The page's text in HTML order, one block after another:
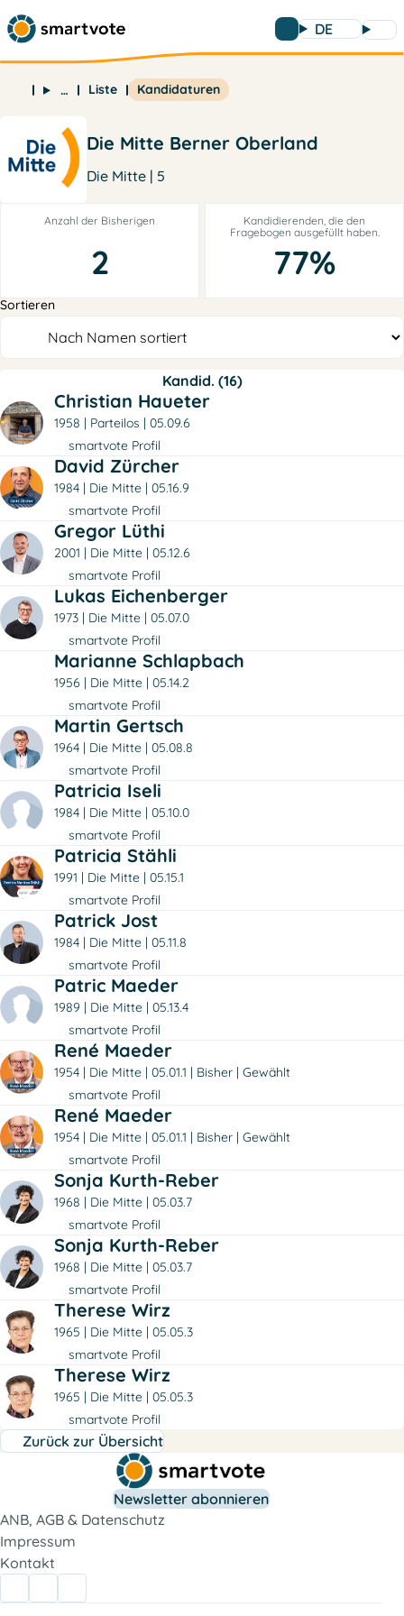
DE
… Liste Kandidaturen
Die Mitte Berner Oberland
Die Mitte | 5
Anzahl der Bisherigen
2
Kandidierenden, die den
Fragebogen ausgefüllt haben.
77%
Sortieren
Kandid. (16)
Christian Haueter
1958 Parteilos
05.09.6
smartvote Profil
David Zürcher
1984 Die Mitte
05.16.9
smartvote Profil
Gregor Lüthi
2001 Die Mitte
05.12.6
smartvote Profil
Lukas Eichenberger
1973 Die Mitte
05.07.0
smartvote Profil
Marianne Schlapbach
1956 Die Mitte
05.14.2
smartvote Profil
Martin Gertsch
1964 Die Mitte
05.08.8
smartvote Profil
Patricia Iseli
1984 Die Mitte
05.10.0
smartvote Profil
Patricia Stähli
1991 Die Mitte
05.15.1
smartvote Profil
Patrick Jost
1984 Die Mitte
05.11.8
smartvote Profil
Patric Maeder
1989 Die Mitte
05.13.4
smartvote Profil
René Maeder
1954 Die Mitte 05.01.1 Bisher
Gewählt
smartvote Profil
René Maeder
1954 Die Mitte 05.01.1 Bisher
Gewählt
smartvote Profil
Sonja Kurth-Reber
1968 Die Mitte
05.03.7
smartvote Profil
Sonja Kurth-Reber
1968 Die Mitte
05.03.7
smartvote Profil
Therese Wirz
1965 Die Mitte
05.05.3
smartvote Profil
Therese Wirz
1965 Die Mitte
05.05.3
smartvote Profil
Zurück zur Übersicht
Newsletter abonnieren
ANB, AGB & Datenschutz
Impressum
Kontakt